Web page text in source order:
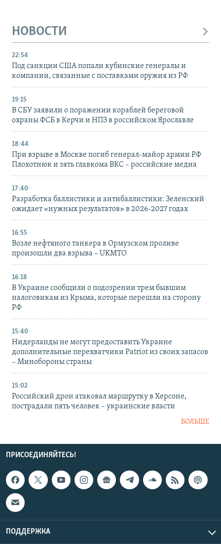
НОВОСТИ
22:54
Под санкции США попали кубинские генералы и
компании, связанные с поставками оружия из РФ
19:15
В СБУ заявили о поражении кораблей береговой
охраны ФСБ в Керчи и НПЗ в российском Ярославле
18:44
При взрыве в Москве погиб генерал-майор армии РФ
Плохотнюк и зять главкома ВКС – российские медиа
17:40
Разработка баллистики и антибаллистики: Зеленский
ожидает «нужных результатов» в 2026-2027 годах
16:55
Возле нефтяного танкера в Ормузском проливе
произошли два взрыва – UKMTO
16:18
В Украине сообщили о подозрении трем бывшим
налоговикам из Крыма, которые перешли на сторону
РФ
15:40
Нидерланды не могут предоставить Украине
дополнительные перехватчики Patriot из своих запасов
– Минобороны страны
15:02
Российский дрон атаковал маршрутку в Херсоне,
пострадали пять человек – украинские власти
БОЛЬШЕ
ПРИСОЕДИНЯЙТЕСЬ!
ПОДДЕРЖКА